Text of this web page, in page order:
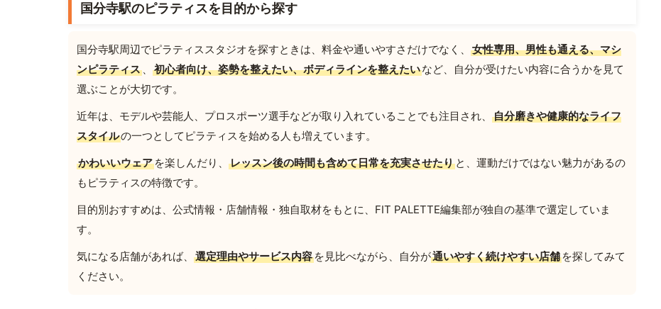
国分寺駅のピラティスを目的から探す
国分寺駅周辺でピラティススタジオを探すときは、料金や通いやすさだけでなく、
女性専用、男性も通える、マシ
ンピラティス 、 初心者向け、姿勢を整えたい、ボディラインを整えたいなど、自分が受けたい内容に合うかを見て
選ぶことが大切です。
近年は、モデルや芸能人、プロスポーツ選手などが取り入れていることでも注目され、
自分磨きや健康的なライフ
スタイルの一つとしてピラティスを始める人も増えています。
かわいいウェア を楽しんだり、 レッスン後の時間も含めて日常を充実させたり と、運動だけではない魅力があるの
もピラティスの特徴です。
目的別おすすめは、公式情報・店舗情報・独自取材をもとに、FIT PALETTE編集部が独自の基準で選定していま
す。
気になる店舗があれば、
選定理由やサービス内容 を見比べながら、自分が通いやすく続けやすい店舗 を探してみて
ください。